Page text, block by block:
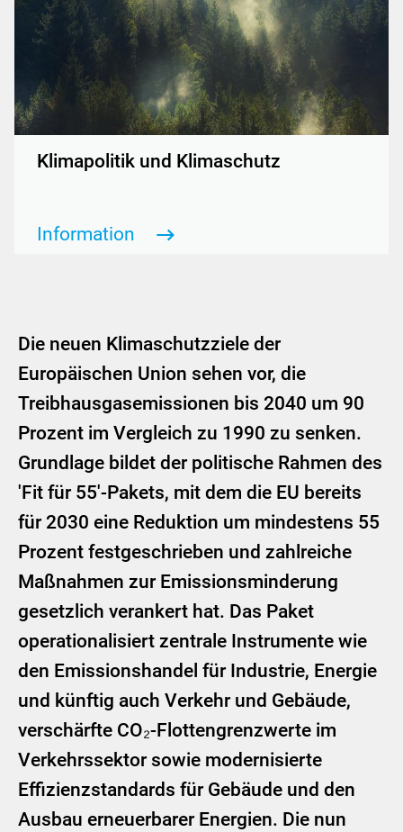
Klimapolitik und Klimaschutz
Information
Die neuen Klimaschutzziele der
Europäischen Union sehen vor, die
Treibhausgasemissionen bis 2040 um 90
Prozent im Vergleich zu 1990 zu senken.
Grundlage bildet der politische Rahmen des
'Fit für 55'-Pakets, mit dem die EU bereits
für 2030 eine Reduktion um mindestens 55
Prozent festgeschrieben und zahlreiche
Maßnahmen zur Emissionsminderung
gesetzlich verankert hat. Das Paket
operationalisiert zentrale Instrumente wie
den Emissionshandel für Industrie, Energie
und künftig auch Verkehr und Gebäude,
verschärfte CO₂-Flottengrenzwerte im
Verkehrssektor sowie modernisierte
Effizienzstandards für Gebäude und den
Ausbau erneuerbarer Energien. Die nun